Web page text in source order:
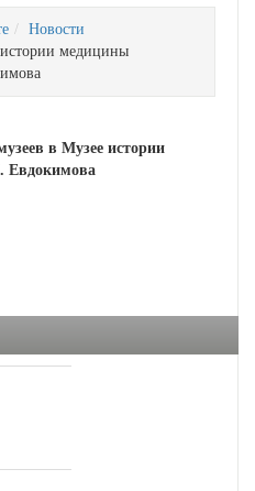
Новости
медицины
в Музее истории